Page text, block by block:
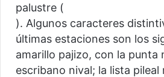
palustre (
). Algunos caracteres
últimas estaciones son los
amarillo pajizo, con la punta
escribano nival; la lista pileal